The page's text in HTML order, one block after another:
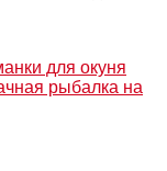
для окуня
рыбалка на